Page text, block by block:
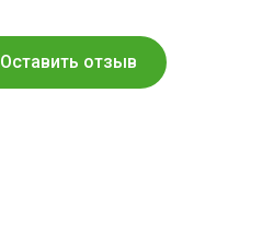
Оставить отзыв